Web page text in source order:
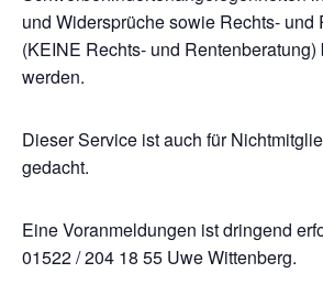
und Widersprüche sowie Rechts- und
(KEINE Rechts- und Rentenberatung)
werden.
Dieser Service ist auch für
gedacht.
Eine Voranmeldungen ist dringend
01522 / 204 18 55 Uwe Wittenberg.